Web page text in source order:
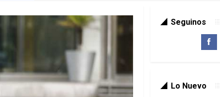
Seguinos
Lo Nuevo